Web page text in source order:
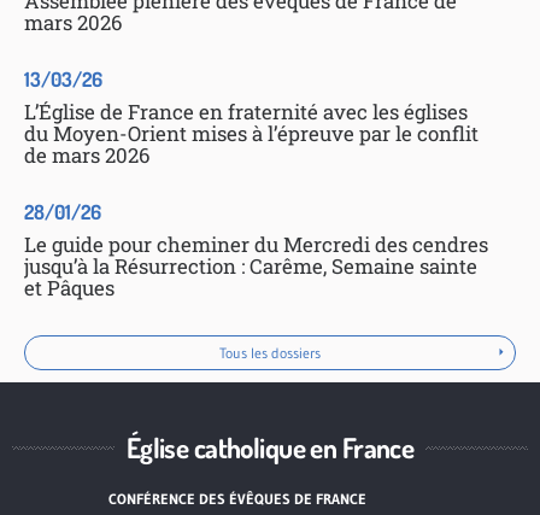
mars 2026
13/03/26
L’Église de France en fraternité avec les églises
du Moyen-Orient mises à l’épreuve par le conflit
de mars 2026
28/01/26
Le guide pour cheminer du Mercredi des cendres
jusqu’à la Résurrection : Carême, Semaine sainte
et Pâques
Tous les dossiers
Église catholique en France
CONFÉRENCE DES ÉVÊQUES DE FRANCE